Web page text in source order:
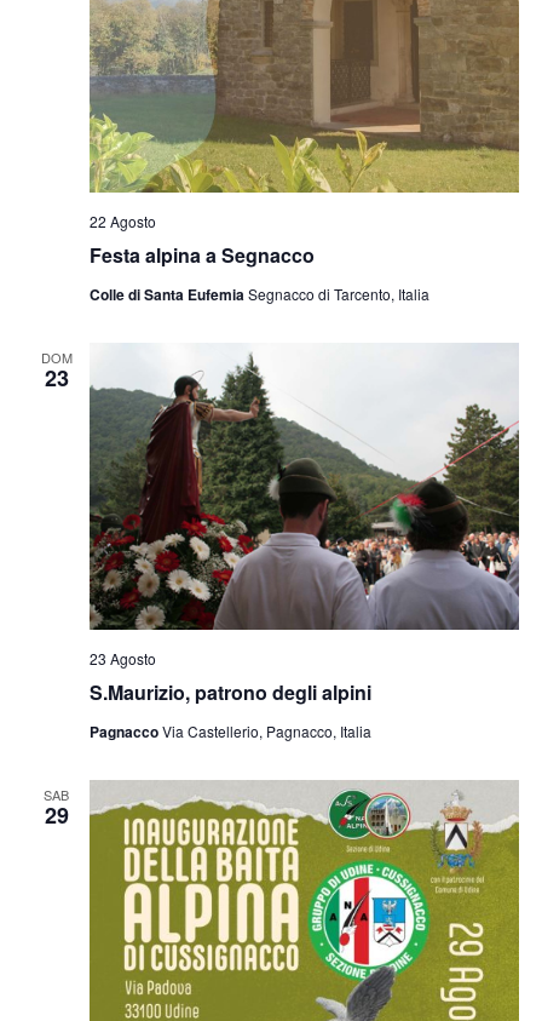
Festa alpina a Segnacco
22 Agosto
Colle di Santa EufemiaSegnacco di Tarcento, Italia
DOM
23
S.Maurizio, patrono degli alpini
23 Agosto
PagnaccoVia Castellerio, Pagnacco, Italia
SAB
29